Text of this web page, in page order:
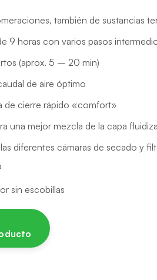
también de sustancias
9 horas con varios pasos
(aprox. 5 – 20 min)
de aire óptimo
de cierre rápido «comfort»
una mejor mezcla de la capa
diferentes cámaras de secado y
sin escobillas